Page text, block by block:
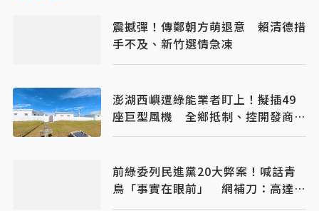
震撼彈！傳鄭朝方萌退意 賴清德措
手不及、新竹選情急凍
澎湖西嶼遭綠能業者盯上！擬插49
座巨型風機 全鄉抵制、控開發商打
消耗戰
前綠委列民進黨20大弊案！喊話青
鳥「事實在眼前」 網補刀：高達
50個國家隊